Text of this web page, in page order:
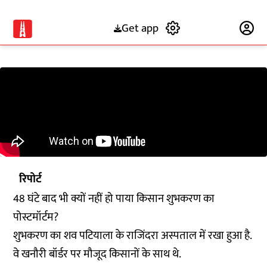
Get app
रिपोर्ट
48 घंटे बाद भी क्यों नहीं हो पाया किसान शुभकरण का
पोस्टमॉर्टम?
शुभकरण का शव पटियाला के राजिंदरा अस्पताल में रखा हुआ है.
वे खनौरी बॉर्डर पर मौजूद किसानों के साथ थे.